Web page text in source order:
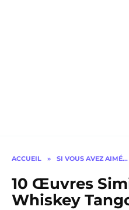
ACCUEIL » SI VOUS AVEZ AIMÉ…
10 Œuvres
Whiskey